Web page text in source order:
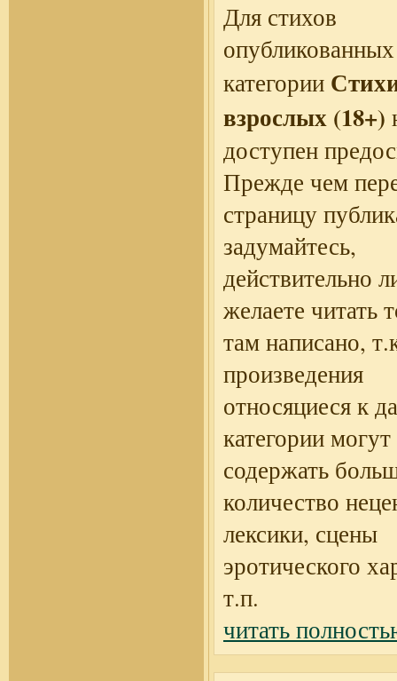
Для стихов
категории
взрослых (18+)
доступен
Прежде чем
страницу
задумайтесь,
действительно
желаете читать
там написано,
произведения
относяциеся к
категории могут
содержать
количество
лексики, сцены
эротического
т.п.
читать